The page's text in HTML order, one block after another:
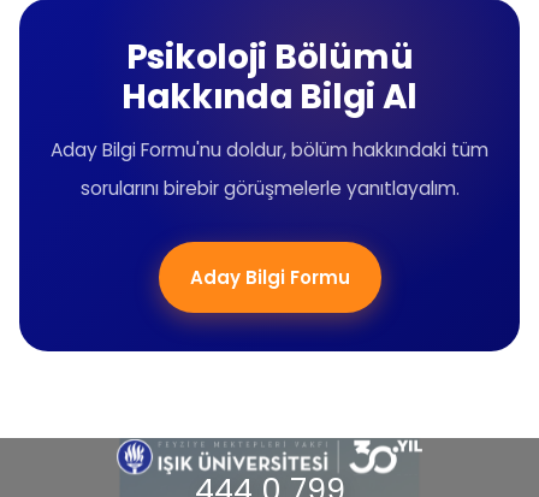
Psikoloji Bölümü
Hakkında Bilgi Al
Aday Bilgi Formu'nu doldur, bölüm hakkındaki tüm
sorularını birebir görüşmelerle yanıtlayalım.
Aday Bilgi Formu